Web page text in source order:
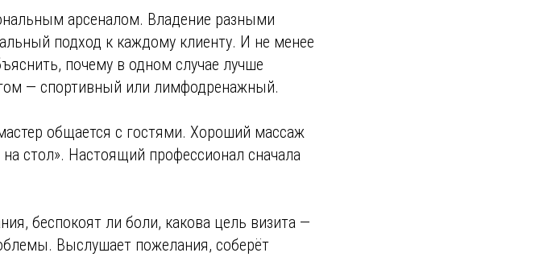
арсеналом. Владение разными
подход к каждому клиенту. И не менее
почему в одном случае лучше
— спортивный или лимфодренажный.
общается с гостями. Хороший массаж
стол». Настоящий профессионал сначала
беспокоят ли боли, какова цель визита —
Выслушает пожелания, соберёт